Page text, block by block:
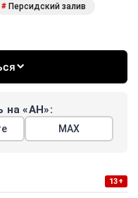
# Персидский залив
на «АН»:
МАХ
13+